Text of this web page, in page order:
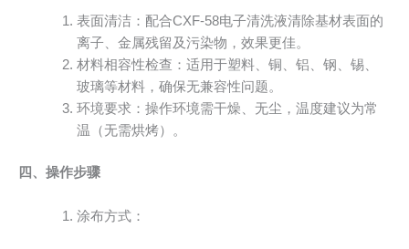
表面清洁：配合CXF-58电子清洗液清除基材表面的
离子、金属残留及污染物，效果更佳。
材料相容性检查：适用于塑料、铜、铝、钢、锡、
玻璃等材料，确保无兼容性问题。
环境要求：操作环境需干燥、无尘，温度建议为常
温（无需烘烤）。
四、操作步骤
涂布方式：